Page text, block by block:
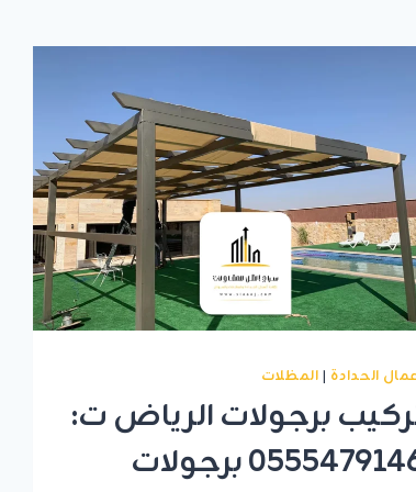
الحدادة |المظلات
برجولات الرياض ت:
0555479146 برجولات